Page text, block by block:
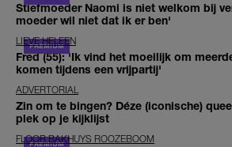
Stiefmoeder Naomi is niet welkom bij
moeder wil niet dat ik er ben'
LIEVE HELEEN
Fred (55): 'Ik vind het moeilijk om
komen tijdens een vrijpartij'
ADVERTORIAL
Zin om te bingen? Déze (iconische)
plek op je kijklijst
FLOOR BAKHUYS ROOZEBOOM